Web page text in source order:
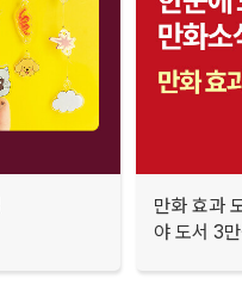
만화 효과
야 도서 3